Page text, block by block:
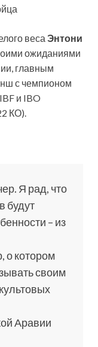
веса Энтони
ожиданиями
главным
с чемпионом
и IBO
КО).
Я рад, что
будут
– из
о котором
своим
Аравии